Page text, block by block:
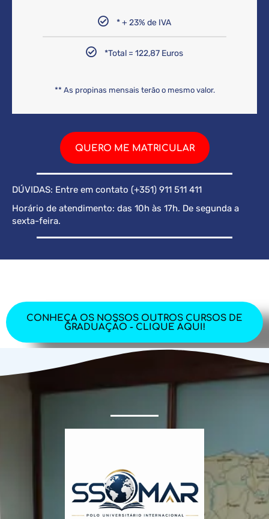
* + 23% de IVA
*Total = 122,87 Euros
** As propinas mensais terão o mesmo valor.
QUERO ME MATRICULAR
DÚVIDAS: Entre em contato (+351) 911 511 411
Horário de atendimento: das 10h às 17h. De segunda a
sexta-feira.
CONHEÇA OS NOSSOS OUTROS CURSOS DE
GRADUAÇÃO - CLIQUE AQUI!